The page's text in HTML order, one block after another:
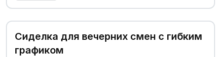
Сиделка для вечерних смен с гибким
графиком